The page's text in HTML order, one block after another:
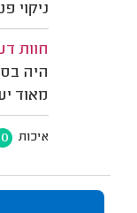
ניקוי
חוות
היה
מאוד
איכות